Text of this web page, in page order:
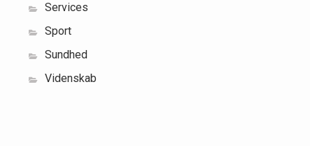
Services
Sport
Sundhed
Videnskab